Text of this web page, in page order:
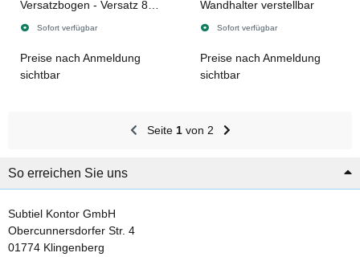
Versatzbogen - Versatz 8
cm
Sofort verfügbar
Preise nach Anmeldung
sichtbar
Wandhalter verstellbar
Sofort verfügbar
Preise nach Anmeldung
sichtbar
Seite 1von 2
So erreichen Sie uns
Subtiel Kontor GmbH
Obercunnersdorfer Str. 4
01774 Klingenberg